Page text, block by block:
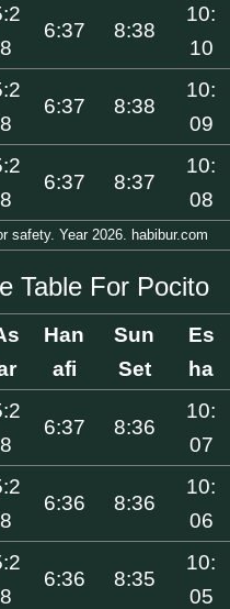
8
6:37 8:38
10:
10
8
6:37 8:38
10:
09
8
6:37 8:37
10:
08
safety. Year 2026. habibur.com
Table For Pocito
Han
afi
Sun
Set
Es
ha
8
6:37 8:36
10:
07
8
6:36 8:36
10:
06
8
6:36 8:35
10:
05